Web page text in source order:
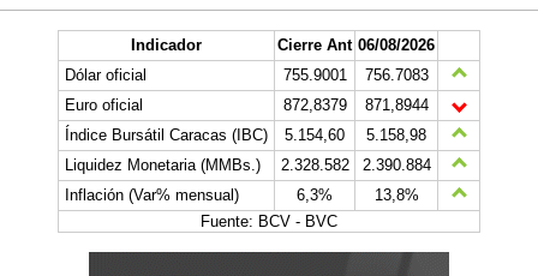
Indicador Cierre Ant 06/08/2026
Dólar oficial
755.9001
756.7083
Euro oficial
872,8379
871,8944
Índice Bursátil Caracas (IBC)
5.154,60
5.158,98
Liquidez Monetaria (MMBs.)
2.328.582
2.390.884
Inflación (Var% mensual)
6,3%
13,8%
Fuente: BCV - BVC